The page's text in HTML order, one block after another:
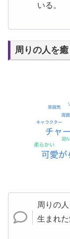
いる。
周りの人を
周りの
生まれた